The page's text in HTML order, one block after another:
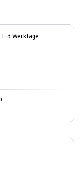
3 Werktage